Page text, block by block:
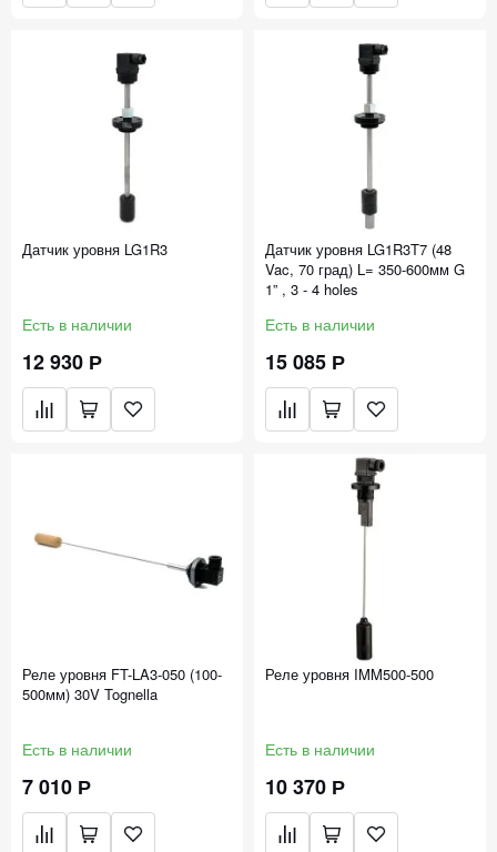
Датчик уровня LG1R3
Есть в наличии
12 930 Р
Датчик уровня LG1R3T7 (48
Vac, 70 град) L= 350-600мм G
1” , 3 - 4 holes
Есть в наличии
15 085 Р
Реле уровня FT-LA3-050 (100-
500мм) 30V Tognella
Есть в наличии
7 010 Р
Реле уровня IMM500-500
Есть в наличии
10 370 Р